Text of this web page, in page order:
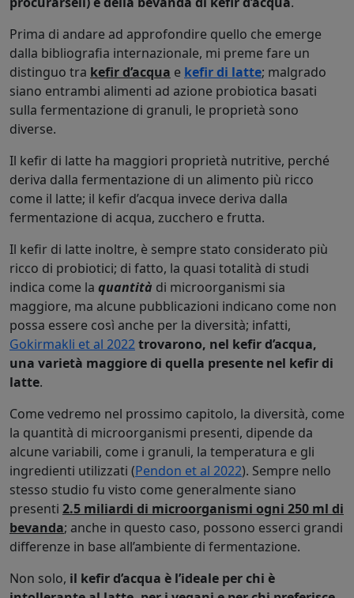
Prima di andare ad approfondire quello che emerge
dalla bibliografia internazionale, mi preme fare un
distinguo tra kefir d’acqua e kefir di latte; malgrado
siano entrambi alimenti ad azione probiotica basati
sulla fermentazione di granuli, le proprietà sono
diverse.
Il kefir di latte ha maggiori proprietà nutritive, perché
deriva dalla fermentazione di un alimento più ricco
come il latte; il kefir d’acqua invece deriva dalla
fermentazione di acqua, zucchero e frutta.
Il kefir di latte inoltre, è sempre stato considerato più
ricco di probiotici; di fatto, la quasi totalità di studi
indica come la quantità di microorganismi sia
maggiore, ma alcune pubblicazioni indicano come non
possa essere così anche per la diversità; infatti,
Gokirmakli et al 2022trovarono, nel kefir d’acqua,
una varietà maggiore di quella presente nel kefir di
latte.
Come vedremo nel prossimo capitolo, la diversità, come
la quantità di microorganismi presenti, dipende da
alcune variabili, come i granuli, la temperatura e gli
ingredienti utilizzati (Pendon et al 2022). Sempre nello
stesso studio fu visto come generalmente siano
presenti 2.5 miliardi di microorganismi ogni 250 ml di
bevanda; anche in questo caso, possono esserci grandi
differenze in base all’ambiente di fermentazione.
Non solo, il kefir d’acqua è l’ideale per chi è